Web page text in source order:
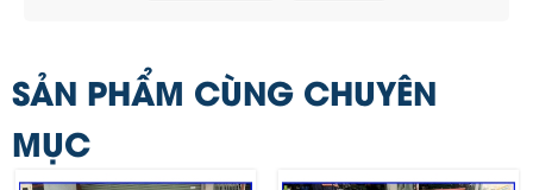
SẢN PHẨM CÙNG CHUYÊN
MỤC